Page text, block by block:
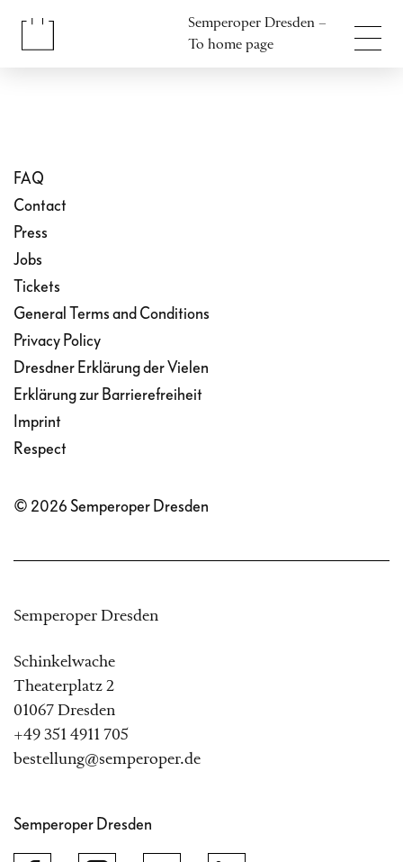
Semperoper Dresden –
To home page
FAQ
Contact
Press
Jobs
Tickets
General Terms and Conditions
Privacy Policy
Dresdner Erklärung der Vielen
Erklärung zur Barrierefreiheit
Imprint
Respect
© 2026 Semperoper Dresden
Semperoper Dresden
Schinkelwache
Theaterplatz 2
01067 Dresden
+49 351 4911 705
bestellung@semperoper.de
Semperoper Dresden